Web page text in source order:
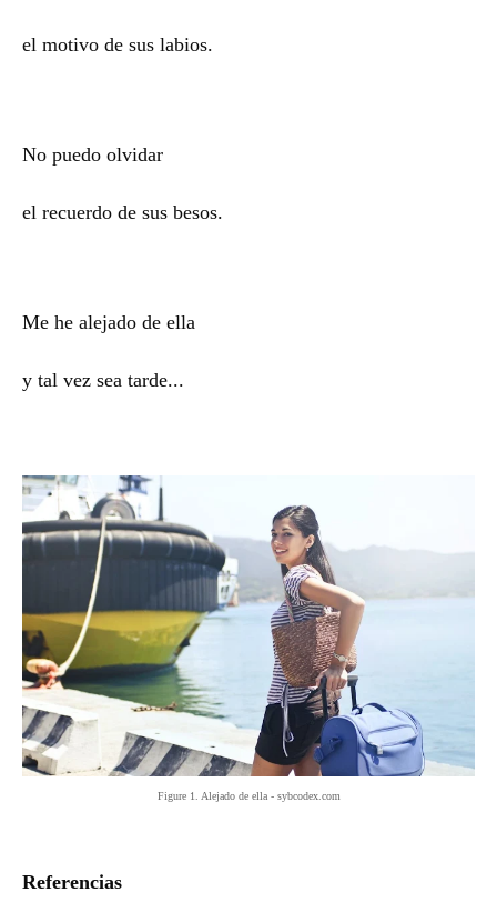
el motivo de sus labios.
No puedo olvidar
el recuerdo de sus besos.
Me he alejado de ella
y tal vez sea tarde...
Figure 1. Alejado de ella - sybcodex.com
Referencias